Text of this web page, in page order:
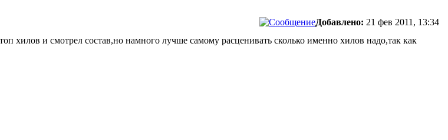
Добавлено: 21 фев 2011, 13:34
хилов и смотрел состав,но намного лучше самому расценивать сколько именно хилов надо,так как